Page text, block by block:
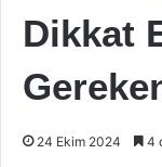
Dikkat
24 Ekim 2024 4